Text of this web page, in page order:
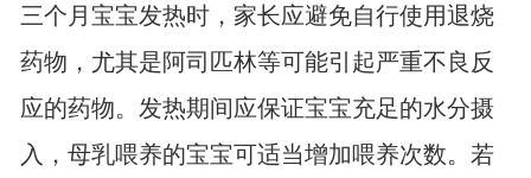
三个月宝宝发热时，家长应避免自行使用退烧
药物，尤其是阿司匹林等可能引起严重不良反
应的药物。发热期间应保证宝宝充足的水分摄
入，母乳喂养的宝宝可适当增加喂养次数。若